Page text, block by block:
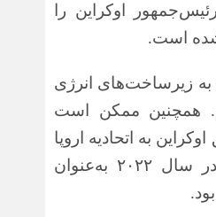
اوکراین را
است.
به زیرساخت‌های انرژی
همچنین ممکن است
به اتحادیه اروپا
سال ۲۰۲۲ به‌عنوان